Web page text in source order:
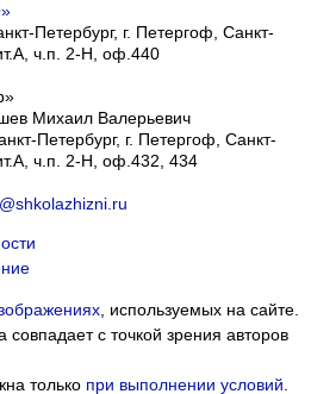
Петербург, г. Петергоф, Санкт-
ч.п. 2-Н, оф.440
Михаил Валерьевич
Петербург, г. Петергоф, Санкт-
ч.п. 2-Н, оф.432, 434
, используемых на сайте.
с точкой зрения авторов
только при выполнении условий.